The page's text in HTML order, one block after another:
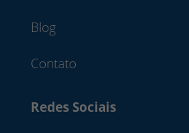
Blog
Contato
Redes Sociais